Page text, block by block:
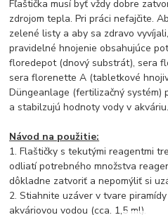
Fľaštička musí byť vždy dobre
zdrojom tepla. Pri práci nefajčite.
zelené listy a aby sa zdravo
pravidelné hnojenie obsahujúce
floredepot (dnový substrát), sera
sera florenette A (tabletkové
Düngeanlage (fertilizačný systém)
a stabilzujú hodnoty vody v akváriu.
Návod na použitie:
1. Flaštičky s tekutými reagentmi
odliatí potrebného množstva
dôkladne zatvoriť a nepomýliť si
2. Stiahnite uzáver v tvare
akváriovou vodou (cca. 1,5 ml).